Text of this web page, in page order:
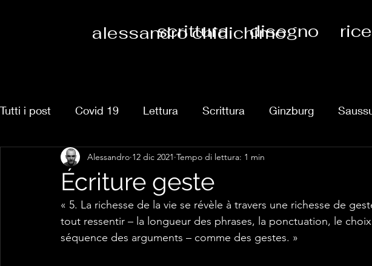
alessandro chidichimo
scrittura disegno
Tutti i post Covid 19 Lettura Scrittura Ginzburg
Benveniste Enrico Matteo Academia
Svizzera Marx Capitalism Journal Zombie
Écriture geste
Alessandro 12 dic 2021 Tempo di lettura: 1 min
« 5. La richesse de la vie se révèle à travers une richesse de
tout ressentir – la longueur des phrases, la ponctuation, le
séquence des arguments – comme des gestes. »